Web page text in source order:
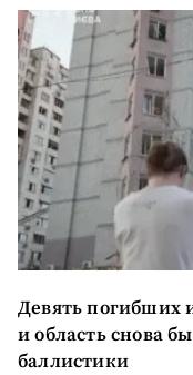
Девять погибших
и область снова
баллистики
КОНТАКТНЫЙ
Имя +
+
Телефон
+
Я